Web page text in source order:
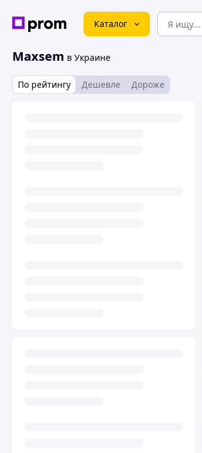
Каталог
Maxsem в Украине
По рейтингу Дешевле Дороже